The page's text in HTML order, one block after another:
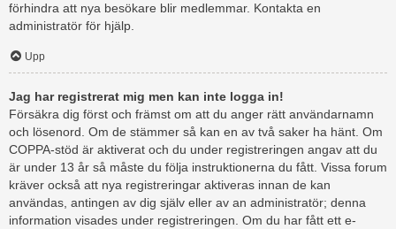
förhindra att nya besökare blir medlemmar. Kontakta en
administratör för hjälp.
Upp
Jag har registrerat mig men kan inte logga in!
Försäkra dig först och främst om att du anger rätt användarnamn
och lösenord. Om de stämmer så kan en av två saker ha hänt. Om
COPPA-stöd är aktiverat och du under registreringen angav att du
är under 13 år så måste du följa instruktionerna du fått. Vissa forum
kräver också att nya registreringar aktiveras innan de kan
användas, antingen av dig själv eller av an administratör; denna
information visades under registreringen. Om du har fått ett e-